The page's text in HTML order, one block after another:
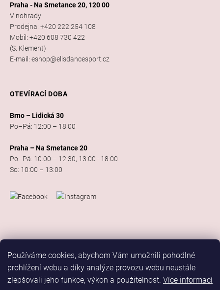
Používáme cookies, abychom Vám umožnili pohodlné
prohlížení webu a díky analýze provozu webu neustále
zlepšovali jeho funkce, výkon a použitelnost. Více informací
Praha - Na Smetance 20, 120 00
Vinohrady
Prodejna: +420 222 254 108
Mobil: +420 608 730 422
(S. Klement)
E-mail: eshop@elisdancesport.cz
OTEVÍRACÍ DOBA
Brno – Lidická 30
Po–Pá: 12:00 – 18:00
Praha – Na Smetance 20
Po–Pá: 10:00 – 12:30, 13:00 - 18:00
So: 10:00 – 13:00
Vytvořil Shoptet